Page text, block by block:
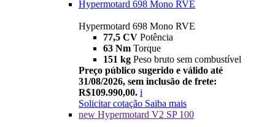
Hypermotard 698 Mono RVE
Hypermotard 698 Mono RVE
77,5 CV Potência
63 Nm Torque
151 kg Peso bruto sem combustível
Preço público sugerido e válido até
31/08/2026, sem inclusão de frete:
R$109.990,00. i
Solicitar cotação Saiba mais
new Hypermotard V2 SP 100